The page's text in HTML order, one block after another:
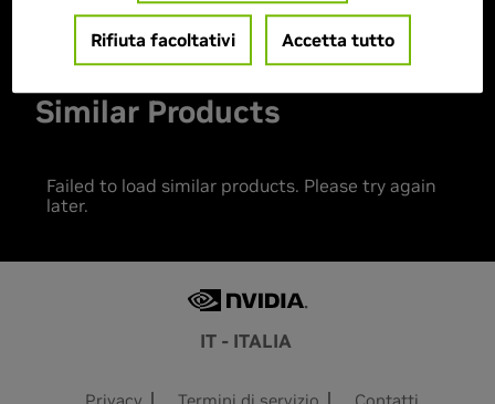
Prodotto esaurito
Similar Products
Failed to load similar products. Please try again
later.
IT - ITALIA
Rifiuta facoltativi Accetta tutto